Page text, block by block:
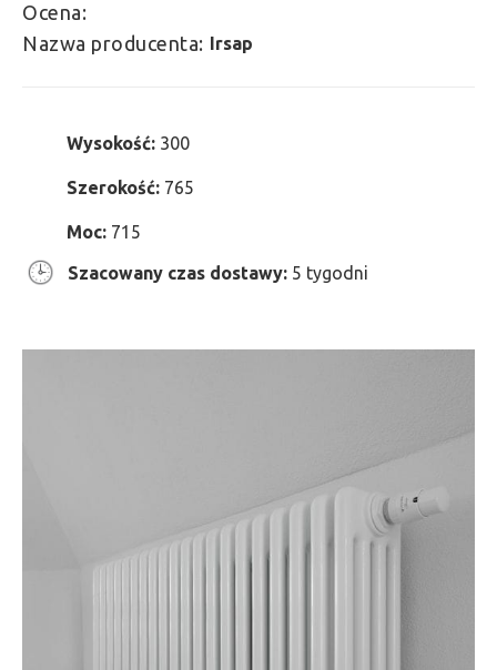
Ocena:
Nazwa producenta: Irsap
Wysokość: 300
Szerokość: 765
Moc: 715
Szacowany czas dostawy: 5 tygodni